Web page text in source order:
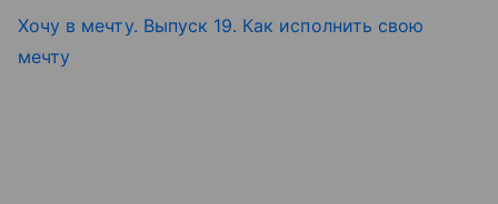
Хочу в мечту. Выпуск 19. Как исполнить свою
мечту